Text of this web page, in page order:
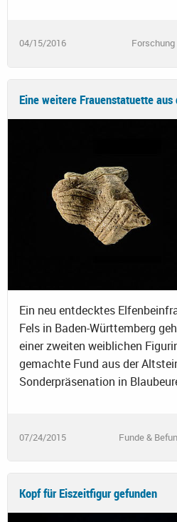
04/15/2016 Forschung
Eine weitere Frauenstatuette aus
Ein neu entdecktes
Fels in Baden-Württemberg
einer zweiten weiblichen
gemachte Fund aus der
Sonderpräsenation in
07/24/2015 Funde &
Kopf für Eiszeitfigur gefunden